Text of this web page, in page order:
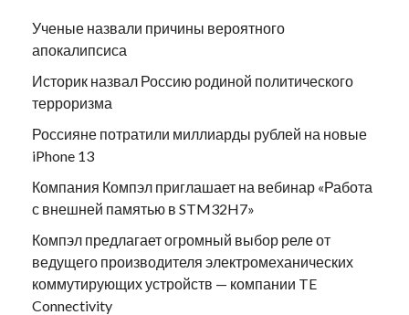
Ученые назвали причины вероятного
апокалипсиса
Историк назвал Россию родиной политического
терроризма
Россияне потратили миллиарды рублей на новые
iPhone 13
Компания Компэл приглашает на вебинар «Работа
с внешней памятью в STM32H7»
Компэл предлагает огромный выбор реле от
ведущего производителя электромеханических
коммутирующих устройств — компании TE
Connectivity